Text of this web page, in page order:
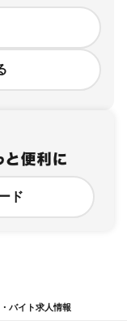
ド
バイト求人情報